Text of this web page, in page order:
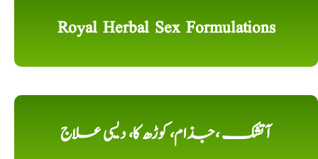
Royal Herbal Sex Formulations
آتشک ،جذام، کوڑھ کا، دیسی علاج